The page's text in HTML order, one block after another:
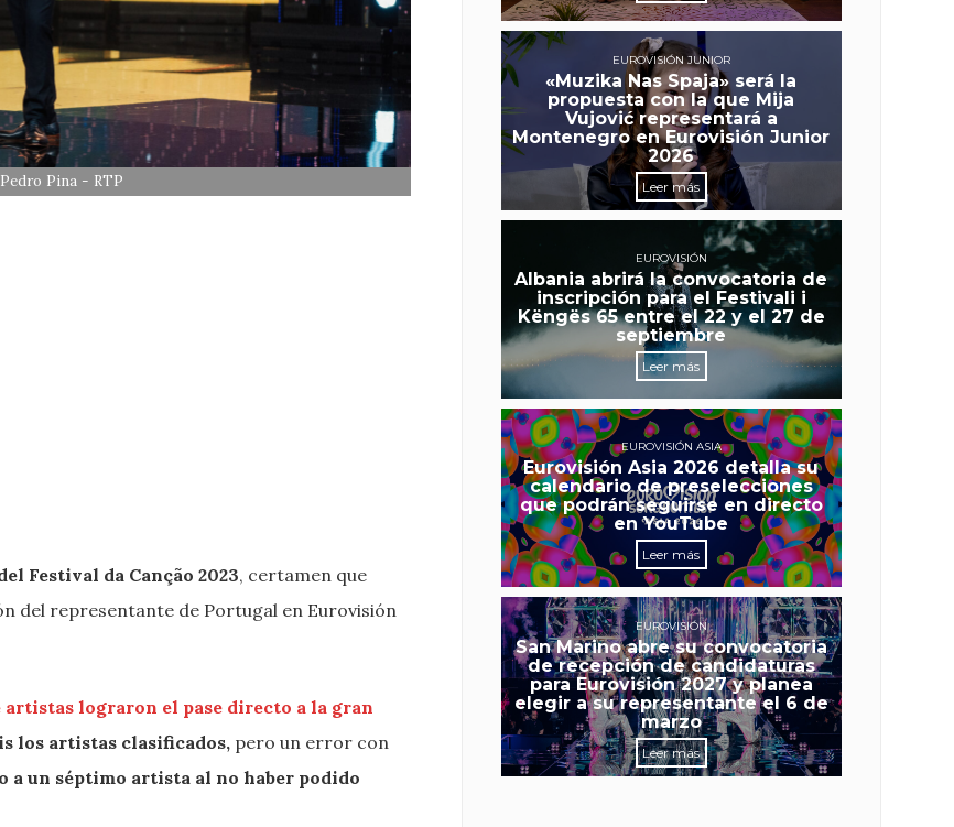
Pina - RTP
Festival da Canção 2023, certamen que
del representante de Portugal en Eurovisión
artistas lograron el pase directo a la gran
los artistas clasificados, pero un error con
a un séptimo artista al no haber podido
EUROVISIÓN JUNIOR
«Muzika Nas Spaja» será la
propuesta con la que Mija
Vujović representará a
Montenegro en Eurovisión Junior
2026
Leer más
EUROVISIÓN
Albania abrirá la convocatoria de
inscripción para el Festivali i
Këngës 65 entre el 22 y el 27 de
septiembre
Leer más
EUROVISIÓN ASIA
Eurovisión Asia 2026 detalla su
calendario de preselecciones
que podrán seguirse en directo
en YouTube
Leer más
EUROVISIÓN
San Marino abre su convocatoria
de recepción de candidaturas
para Eurovisión 2027 y planea
elegir a su representante el 6 de
marzo
Leer más